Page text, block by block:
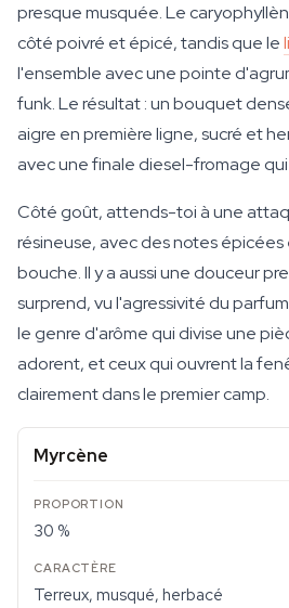
presque musquée. Le
côté poivré et épicé, tandis que le
l'ensemble avec une pointe
funk. Le résultat : un bouquet
aigre en première ligne, sucré et
avec une finale diesel-fromage
Côté goût, attends-toi à une
résineuse, avec des notes
bouche. Il y a aussi une douceur
surprend, vu l'agressivité du
le genre d'arôme qui divise une
adorent, et ceux qui ouvrent la
clairement dans le premier camp.
Myrcène
30 %
Terreux, musqué, herbacé